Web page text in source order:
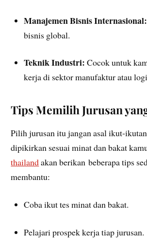
Manajemen Bisnis Internasional:
bisnis global.
Teknik Industri: Cocok untuk
kerja di sektor manufaktur atau
Tips Memilih Jurusan
Pilih jurusan itu jangan asal ikut-
dipikirkan sesuai minat dan bakat
thailandakan berikan beberapa tips
membantu:
Coba ikut tes minat dan bakat.
Pelajari prospek kerja tiap jurusan.